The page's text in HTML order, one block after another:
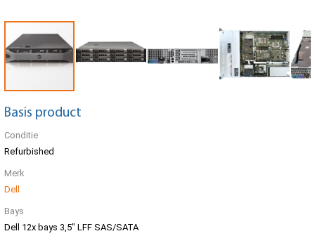
Basis product
Conditie
Refurbished
Merk
Dell
Bays
Dell 12x bays 3,5" LFF SAS/SATA